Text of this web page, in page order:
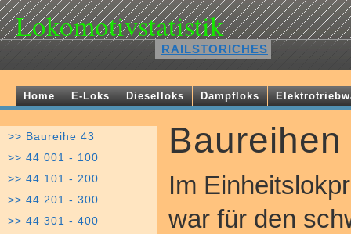
Lokomotivstatistik
RAILSTORICHES
Home E-Loks Dieselloks Dampfloks
Im
war für den
>> Baureihe 43
>> 44 001 - 100
>> 44 101 - 200
>> 44 201 - 300
>> 44 301 - 400